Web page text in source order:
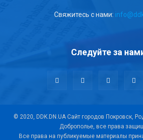
Свяжитесь с нами:
Следуйте за
© 2020, DDK.DN.UA Сайт городов Покровск,
Доброполье, все права
Все права на публикуемые материалы